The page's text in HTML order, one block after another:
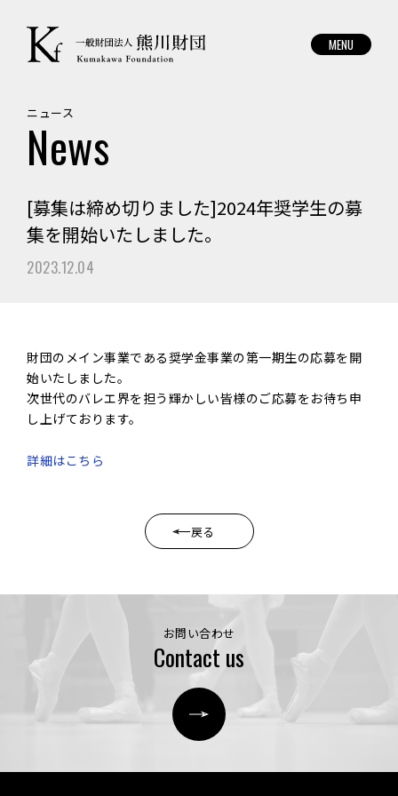
財
団
熊
川
財
団
ニュース
News
[募集は締め切りました]2024年奨学生の募
集を開始いたしました。
2023.12.04
財団のメイン事業である奨学金事業の第一期生の応募を開
始いたしました。
次世代のバレエ界を担う輝かしい皆様のご応募をお待ち申
し上げております。
詳細はこちら
戻る
お問い合わせ
Contact us